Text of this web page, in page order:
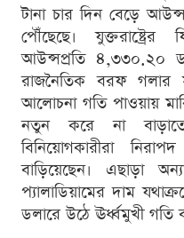
টানা চার দিন বেড়ে
পৌঁছেছে। যুক্তরাষ্ট্রের
আউন্সপ্রতি ৪,৩৩০.২০
রাজনৈতিক বরফ গলার
আলোচনা গতি পাওয়ায়
নতুন করে না
বিনিয়োগকারীরা
বাড়িয়েছেন। এছাড়া
প্যালাডিয়ামের দাম
ডলারে উঠে ঊর্ধ্বমুখী গতি